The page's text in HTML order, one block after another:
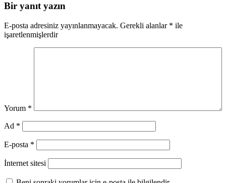
Bir yanıt yazın
E-posta adresiniz yayınlanmayacak. Gerekli alanlar * ile
işaretlenmişlerdir
Yorum *
Ad *
E-posta *
İnternet sitesi